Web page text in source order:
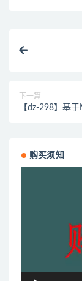
下一篇
【dz-298】基
购买须知